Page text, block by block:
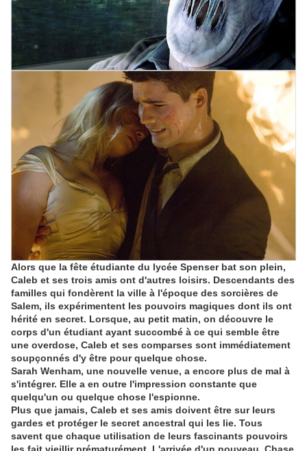
Alors que la fête étudiante du lycée Spenser bat son plein,
Caleb et ses trois amis ont d'autres loisirs. Descendants des
familles qui fondèrent la ville à l'époque des sorcières de
Salem, ils expérimentent les pouvoirs magiques dont ils ont
hérité en secret. Lorsque, au petit matin, on découvre le
corps d'un étudiant ayant succombé à ce qui semble être
une overdose, Caleb et ses comparses sont immédiatement
soupçonnés d'y être pour quelque chose.
Sarah Wenham, une nouvelle venue, a encore plus de mal à
s'intégrer. Elle a en outre l'impression constante que
quelqu'un ou quelque chose l'espionne.
Plus que jamais, Caleb et ses amis doivent être sur leurs
gardes et protéger le secret ancestral qui les lie. Tous
savent que chaque utilisation de leurs fascinants pouvoirs